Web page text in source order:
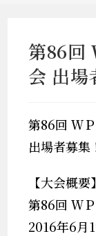
第86回
会 出場
第86回 Ｗ
出場者募集
【大会概要】
第86回 Ｗ
2016年6月